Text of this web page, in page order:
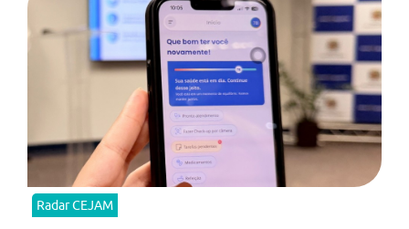
Radar CEJAM